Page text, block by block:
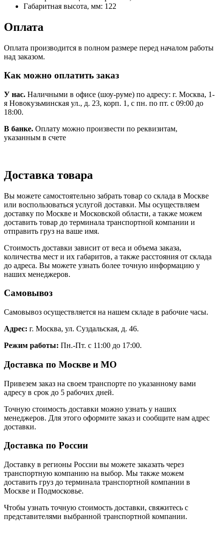
Габаритная высота, мм: 122
Оплата
Оплата производится в полном размере перед началом работы
над заказом.
Как можно оплатить заказ
У нас. Наличными в офисе (шоу-руме) по адресу: г. Москва, 1-
я Новокузьминская ул., д. 23, корп. 1, с пн. по пт. с 09:00 до
18:00.
В банке. Оплату можно произвести по реквизитам,
указанным в счете
Доставка товара
Вы можете самостоятельно забрать товар со склада в Москве
или воспользоваться услугой доставки. Мы осуществляем
доставку по Москве и Московской области, а также можем
доставить товар до терминала транспортной компании и
отправить груз на ваше имя.
Стоимость доставки зависит от веса и объема заказа,
количества мест и их габаритов, а также расстояния от склада
до адреса. Вы можете узнать более точную информацию у
наших менеджеров.
Самовывоз
Самовывоз осуществляется на нашем складе в рабочие часы.
Адрес: г. Москва, ул. Суздальская, д. 46.
Режим работы: Пн.-Пт. с 11:00 до 17:00.
Доставка по Москве и МО
Привезем заказ на своем транспорте по указанному вами
адресу в срок до 5 рабочих дней.
Точную стоимость доставки можно узнать у наших
менеджеров. Для этого оформите заказ и сообщите нам адрес
доставки.
Доставка по России
Доставку в регионы России вы можете заказать через
транспортную компанию на выбор. Мы также можем
доставить груз до терминала транспортной компании в
Москве и Подмосковье.
Чтобы узнать точную стоимость доставки, свяжитесь с
представителями выбранной транспортной компании.